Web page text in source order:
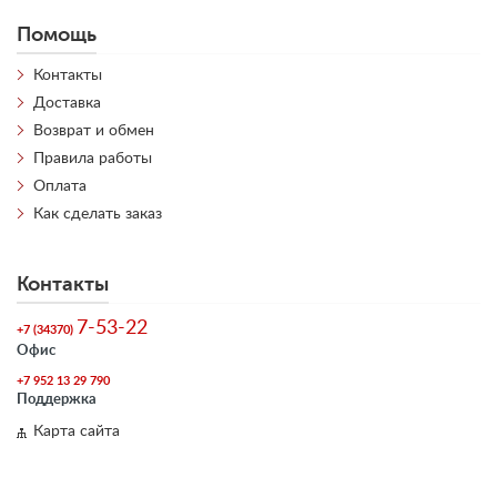
Помощь
Контакты
Доставка
Возврат и обмен
Правила работы
Оплата
Как сделать заказ
Контакты
+7 (34370) 7-53-22
Офис
+7 952 13 29 790
Поддержка
Карта сайта